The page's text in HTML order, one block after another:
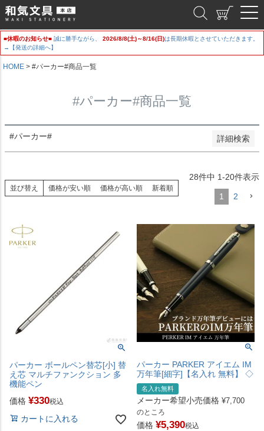
■休暇のお知らせ■ 誠に勝手ながら、 2026/8/8(土)～8/16(日)は長期休暇とさせていただきます。
→【発送の詳細へ】
HOME #パーカー#商品一覧
#パーカー#商品一覧
#パーカー# 詳細検索
登録順
価格が安い順
価格が高い順
優先度順
レビュー順
検索
並び替え 価格が安い順 価格が高い順 新着順
28件中 1-20件表示
1 2
パーカー ボールペン替芯[小] 替
え芯 マルチファンクション 多
機能ペン
価格 ¥330税込
カートに入れる
パーカー PARKER アイエム IM
万年筆[細字]【名入れ 無料】 ◇
名入れ無料
メーカー希望小売価格 ¥7,700
のところ
価格 ¥5,390税込